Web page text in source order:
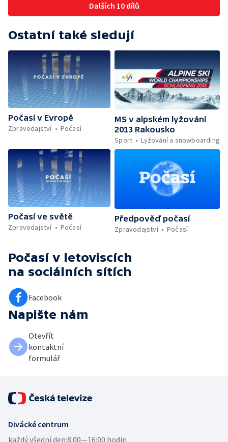
Dalších 10 dílů
Ostatní také sledují
Počasí v Evropě
Zpravodajství
Počasí
MS v alpském lyžování
2013 Rakousko
Sport
Lyžování a snowboarding
Počasí ve světě
Zpravodajství
Počasí
Předpověď počasí
Zpravodajství
Počasí
Počasí v letoviscích
na sociálních sítích
Facebook
Napište nám
Otevřít
kontaktní
formulář
Divácké centrum
každý všední den:8:00—16:00 hodin